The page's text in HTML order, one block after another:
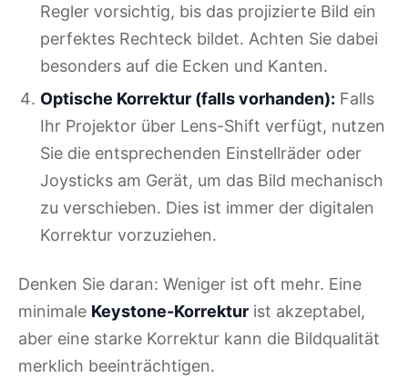
Regler vorsichtig, bis das projizierte Bild ein
perfektes Rechteck bildet. Achten Sie dabei
besonders auf die Ecken und Kanten.
Optische Korrektur (falls vorhanden): Falls
Ihr Projektor über Lens-Shift verfügt, nutzen
Sie die entsprechenden Einstellräder oder
Joysticks am Gerät, um das Bild mechanisch
zu verschieben. Dies ist immer der digitalen
Korrektur vorzuziehen.
Denken Sie daran: Weniger ist oft mehr. Eine
minimale Keystone-Korrektur ist akzeptabel,
aber eine starke Korrektur kann die Bildqualität
merklich beeinträchtigen.